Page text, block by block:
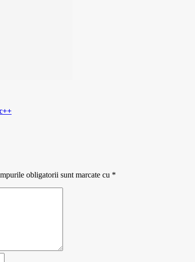
obligatorii sunt marcate cu *